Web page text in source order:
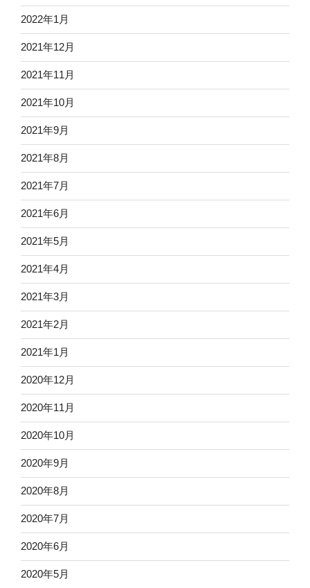
2022年1月
2021年12月
2021年11月
2021年10月
2021年9月
2021年8月
2021年7月
2021年6月
2021年5月
2021年4月
2021年3月
2021年2月
2021年1月
2020年12月
2020年11月
2020年10月
2020年9月
2020年8月
2020年7月
2020年6月
2020年5月